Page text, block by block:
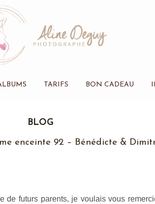
TARIFS BON CADEAU
BLOG
enceinte 92 – Bénédicte &
de futurs parents, je voulais vous